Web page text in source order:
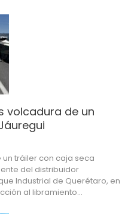
volcadura de un
tráiler con caja seca
del distribuidor
Industrial de Querétaro, en
al libramiento…